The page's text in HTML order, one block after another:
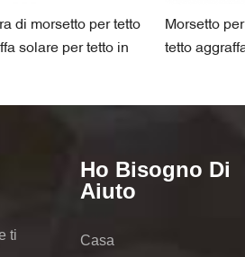
di morsetto per tetto
solare per tetto in
Morsetto
tetto
ti
Ho Bisogno Di
Aiuto
Casa